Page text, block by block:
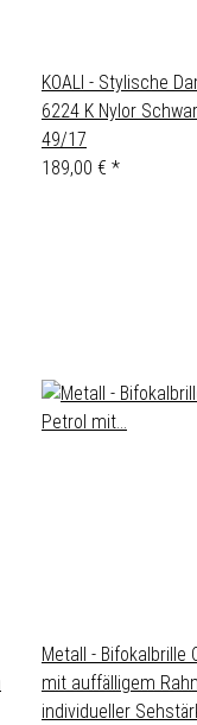
KOALI - Stylische
6224 K Nylor
49/17
189,00 € *
Metall - Bifokalbrille
mit auffälligem
individueller